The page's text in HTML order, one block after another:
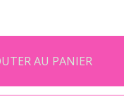
AU PANIER